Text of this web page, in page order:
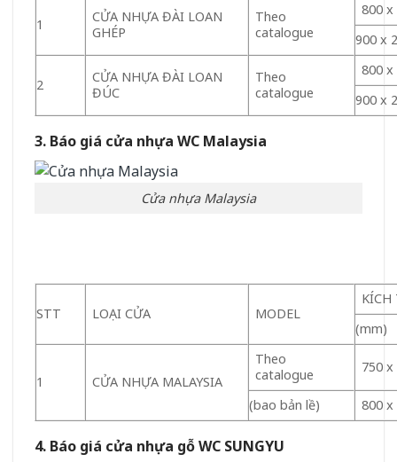
1
CỬA NHỰA ĐÀI LOAN
GHÉP
Theo
catalogue
800 x
900 x
2
CỬA NHỰA ĐÀI LOAN
ĐÚC
Theo
catalogue
800 x
900 x
3. Báo giá cửa nhựa WC Malaysia
Cửa nhựa Malaysia
STT LOẠI CỬA MODEL
KÍCH
(mm)
1 CỬA NHỰA MALAYSIA
Theo
catalogue
750 x
(bao bản lề) 800 x
4. Báo giá cửa nhựa gỗ WC SUNGYU